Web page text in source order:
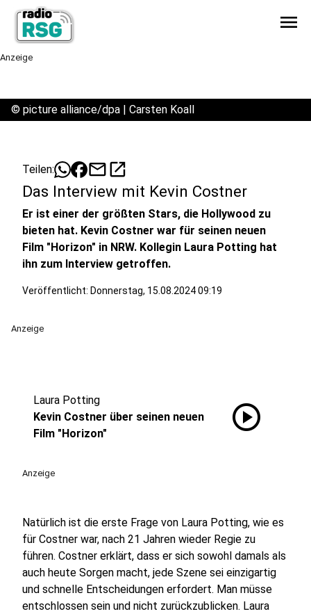
menu
Anzeige
© picture alliance/dpa | Carsten Koall
Teilen: mailopen_in_new
Das Interview mit Kevin Costner
Er ist einer der größten Stars, die Hollywood zu
bieten hat. Kevin Costner war für seinen neuen
Film "Horizon" in NRW. Kollegin Laura Potting hat
ihn zum Interview getroffen.
Veröffentlicht: Donnerstag, 15.08.2024 09:19
Anzeige
Laura Potting
Kevin Costner über seinen neuen
Film "Horizon"
play_circle
Anzeige
Natürlich ist die erste Frage von Laura Potting, wie es
für Costner war, nach 21 Jahren wieder Regie zu
führen. Costner erklärt, dass er sich sowohl damals als
auch heute Sorgen macht, jede Szene sei einzigartig
und schnelle Entscheidungen erfordert. Man müsse
entschlossen sein und nicht zurückzublicken. Laura